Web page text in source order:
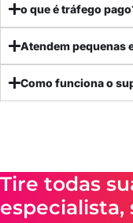
o que é tráfego
Atendem pequenas
Como funciona o
Tire todas
especialista,